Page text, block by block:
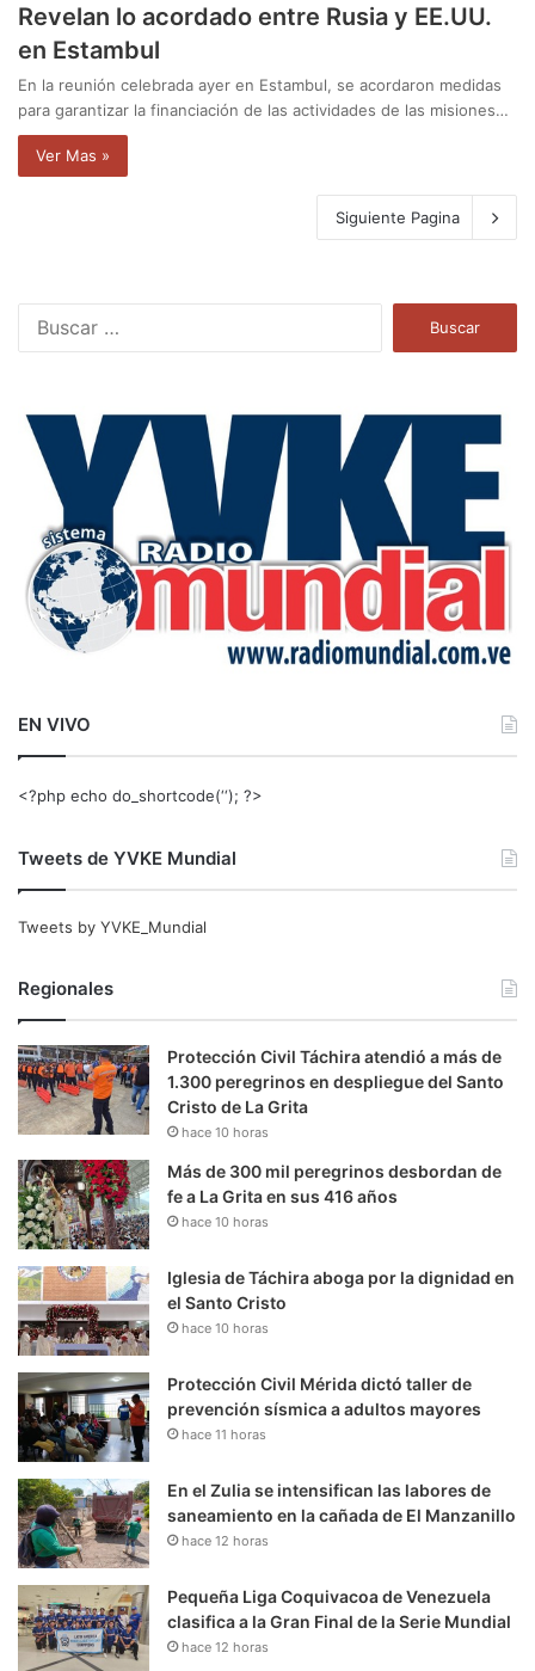
Revelan lo acordado entre Rusia y EE.UU.
en Estambul
En la reunión celebrada ayer en Estambul, se acordaron medidas
para garantizar la financiación de las actividades de las misiones…
Ver Mas »
Siguiente Pagina
a
EN VIVO
<?php echo do_shortcode(‘‘); ?>
Tweets de YVKE Mundial
Tweets by YVKE_Mundial
Regionales
Protección Civil Táchira atendió a más de
1.300 peregrinos en despliegue del Santo
Cristo de La Grita
hace 10 horas
Más de 300 mil peregrinos desbordan de
fe a La Grita en sus 416 años
hace 10 horas
Iglesia de Táchira aboga por la dignidad en
el Santo Cristo
hace 10 horas
Protección Civil Mérida dictó taller de
prevención sísmica a adultos mayores
hace 11 horas
En el Zulia se intensifican las labores de
saneamiento en la cañada de El Manzanillo
hace 12 horas
Pequeña Liga Coquivacoa de Venezuela
clasifica a la Gran Final de la Serie Mundial
hace 12 horas